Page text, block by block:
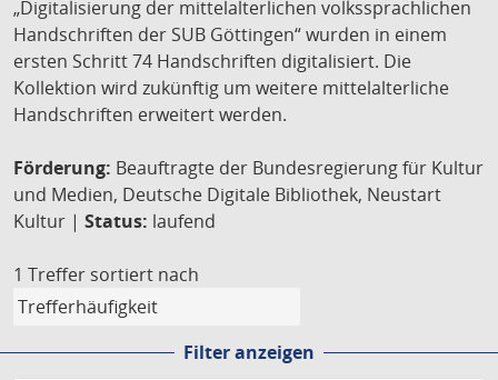
„Digitalisierung der mittelalterlichen volkssprachlichen
Handschriften der SUB Göttingen“ wurden in einem
ersten Schritt 74 Handschriften digitalisiert. Die
Kollektion wird zukünftig um weitere mittelalterliche
Handschriften erweitert werden.
Förderung: Beauftragte der Bundesregierung für Kultur
und Medien, Deutsche Digitale Bibliothek, Neustart
Kultur | Status: laufend
1 Treffer sortiert nach
Filter anzeigen